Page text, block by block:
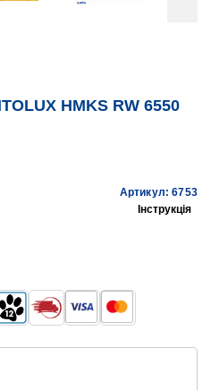
HMKS RW 6550
Артикул: 6753
Інструкція